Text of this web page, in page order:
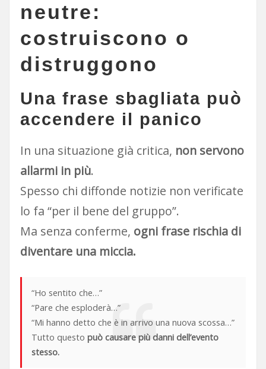
neutre:
costruiscono o
distruggono
Una frase sbagliata può
accendere il panico
In una situazione già critica, non servono
allarmi in più.
Spesso chi diffonde notizie non verificate
lo fa “per il bene del gruppo”.
Ma senza conferme, ogni frase rischia di
diventare una miccia.
“Ho sentito che…”
“Pare che esploderà…”
“Mi hanno detto che è in arrivo una nuova scossa…”
Tutto questopuò causare più danni dell’evento
stesso.